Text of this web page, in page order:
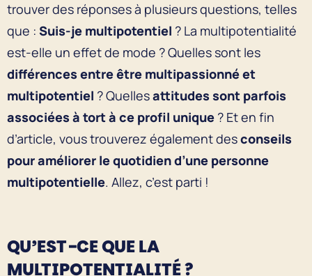
trouver des réponses à plusieurs questions, telles
que : Suis-je multipotentiel ? La multipotentialité
est-elle un effet de mode ? Quelles sont les
différences entre être multipassionné et
multipotentiel ? Quellesattitudes sont parfois
associées à tort à ce profil unique ? Et en fin
d’article, vous trouverez également desconseils
pour améliorer le quotidien d’une personne
multipotentielle. Allez, c’est parti !
QU’EST-CE QUE LA
MULTIPOTENTIALITÉ ?